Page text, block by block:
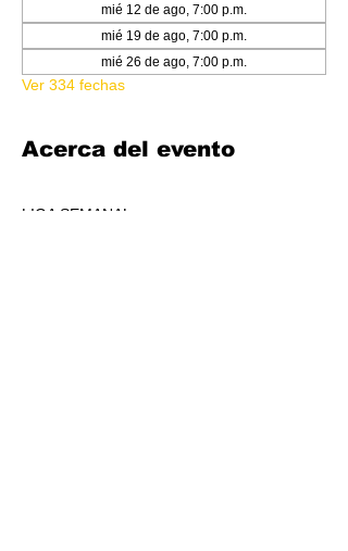
mié 12 de ago, 7:00 p.m.
mié 19 de ago, 7:00 p.m.
mié 26 de ago, 7:00 p.m.
Ver 334 fechas
Acerca del evento
LIGA SEMANAL